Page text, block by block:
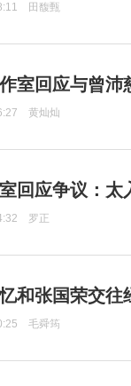
田馥甄
室回应与曾沛
黄灿灿
回应争议：太
罗正
和张国荣交往
毛舜筠